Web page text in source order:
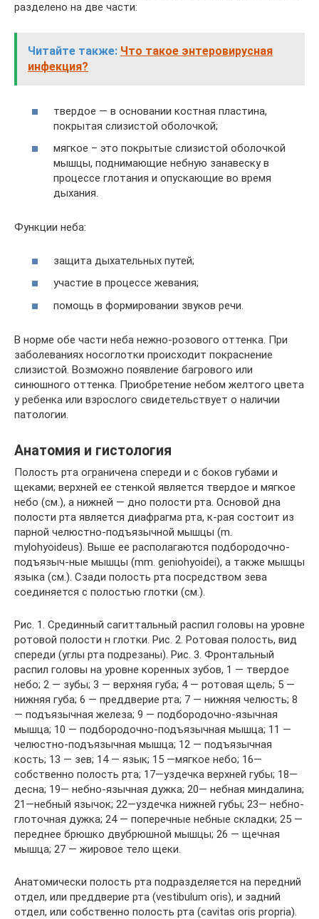
разделено на две части:
Читайте также: Что такое энтеровирусная
инфекция?
твердое — в основании костная пластина,
покрытая слизистой оболочкой;
мягкое – это покрытые слизистой оболочкой
мышцы, поднимающие небную занавеску в
процессе глотания и опускающие во время
дыхания.
Функции неба:
защита дыхательных путей;
участие в процессе жевания;
помощь в формировании звуков речи.
В норме обе части неба нежно-розового оттенка. При
заболеваниях носоглотки происходит покраснение
слизистой. Возможно появление багрового или
синюшного оттенка. Приобретение небом желтого цвета
у ребенка или взрослого свидетельствует о наличии
патологии.
Анатомия и гистология
Полость рта ограничена спереди и с боков губами и
щеками; верхней ее стенкой является твердое и мягкое
небо (см.), а нижней — дно полости рта. Основой дна
полости рта является диафрагма рта, к-рая состоит из
парной челюстно-подъязычной мышцы (m.
mylohyoideus). Выше ее располагаются подбородочно-
подъязыч-ные мышцы (mm. geniohyoidei), а также мышцы
языка (см.). Сзади полость рта посредством зева
соединяется с полостью глотки (см.).
Рис. 1. Срединный сагиттальный распил головы на уровне
ротовой полости н глотки. Рис. 2. Ротовая полость, вид
спереди (углы рта подрезаны). Рис. 3. Фронтальный
распил головы на уровне коренных зубов, 1 — твердое
небо; 2 — зубы; 3 — верхняя губа; 4 — ротовая щель; 5 —
нижняя губа; 6 — преддверие рта; 7 — нижняя челюсть; 8
— подъязычная железа; 9 — подбородочно-язычная
мышца; 10 — подбородочно-подъязычная мышца; 11 —
челюстно-подъязычная мышца; 12 — подъязычная
кость; 13 — зев; 14 — язык; 15 —мягкое небо; 16—
собственно полость рта; 17—уздечка верхней губы; 18—
десна; 19— небно-язычная дужка; 20— небная миндалина;
21—небный язычок; 22—уздечка нижней губы; 23— небно-
глоточная дужка; 24 — поперечные небные складки; 25 —
переднее брюшко двубрюшной мышцы; 26 — щечная
мышца; 27 — жировое тело щеки.
Анатомически полость рта подразделяется на передний
отдел, или преддверие рта (vestibulum oris), и задний
отдел, или собственно полость рта (cavitas oris propria).